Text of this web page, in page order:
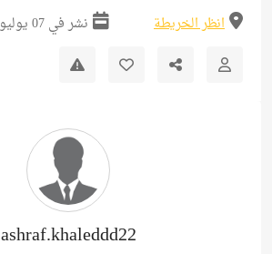
انظر الخريطة
نشر في 07 يوليو 2026
ashraf.khaleddd22